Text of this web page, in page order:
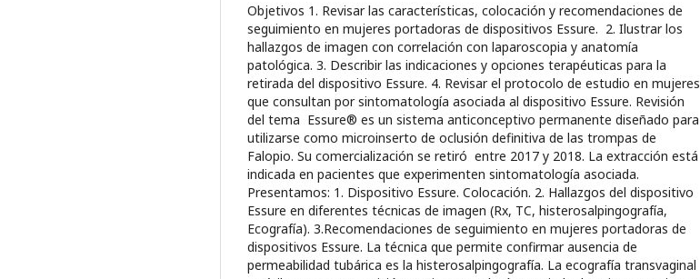
Objetivos 1. Revisar las características, colocación y recomendaciones de
seguimiento en mujeres portadoras de dispositivos Essure. 2. Ilustrar los
hallazgos de imagen con correlación con laparoscopia y anatomía
patológica. 3. Describir las indicaciones y opciones terapéuticas para la
retirada del dispositivo Essure. 4. Revisar el protocolo de estudio en mujeres
que consultan por sintomatología asociada al dispositivo Essure. Revisión
del tema Essure® es un sistema anticonceptivo permanente diseñado para
utilizarse como microinserto de oclusión definitiva de las trompas de
Falopio. Su comercialización se retiró entre 2017 y 2018. La extracción está
indicada en pacientes que experimenten sintomatología asociada.
Presentamos: 1. Dispositivo Essure. Colocación. 2. Hallazgos del dispositivo
Essure en diferentes técnicas de imagen (Rx, TC, histerosalpingografía,
Ecografía). 3.Recomendaciones de seguimiento en mujeres portadoras de
dispositivos Essure. La técnica que permite confirmar ausencia de
permeabilidad tubárica es la histerosalpingografía. La ecografía transvaginal